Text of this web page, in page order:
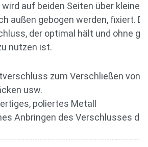
auf beiden Seiten über kleine
außen gebogen werden, fixiert.
der optimal hält und ohne
nutzen ist.
zum Verschließen von
usw.
poliertes Metall
Anbringen des Verschlusses